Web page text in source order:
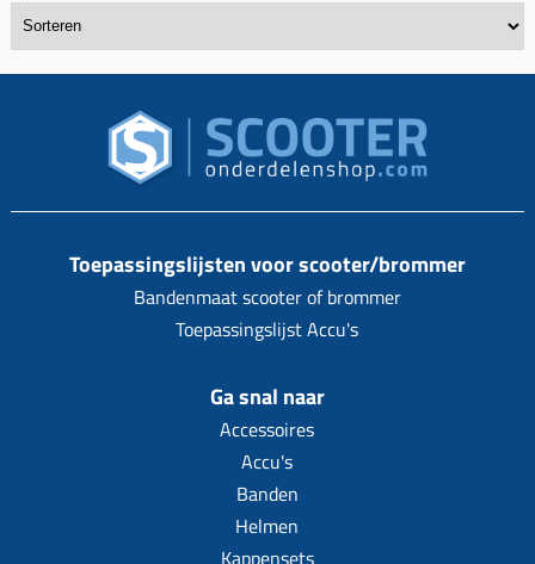
Toepassingslijsten voor scooter/brommer
Bandenmaat scooter of brommer
Toepassingslijst Accu's
Ga snal naar
Accessoires
Accu's
Banden
Helmen
Kappensets